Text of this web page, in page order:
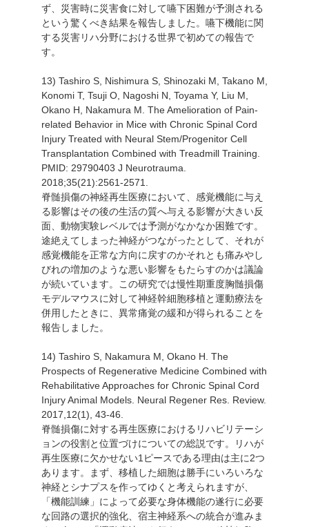
ず、災害時に災害食に対して嚥下困難が予測される
という驚くべき結果を報告しました。嚥下機能に関
する災害リハ分野における世界で初めての報告で
す。
13) Tashiro S, Nishimura S, Shinozaki M, Takano M,
Konomi T, Tsuji O, Nagoshi N, Toyama Y, Liu M,
Okano H, Nakamura M. The Amelioration of Pain-
related Behavior in Mice with Chronic Spinal Cord
Injury Treated with Neural Stem/Progenitor Cell
Transplantation Combined with Treadmill Training.
PMID: 29790403 J Neurotrauma.
2018;35(21):2561-2571.
脊髄損傷の神経再生医療において、感覚機能に与え
る影響はその後の生活の質へ与える影響が大きい反
面、動物実験レベルでは予測がなかなか困難です。
途絶えてしまった神経がつながったとして、それが
感覚機能を正常な方向に戻すのかそれとも痛みやし
びれの増加のような悪い影響をもたらすのかは議論
が続いています。この研究では慢性期重度胸髄損傷
モデルマウスに対して神経幹細胞移植と運動療法を
併用したときに、異常痛覚の緩和が得られることを
報告しました。
14) Tashiro S, Nakamura M, Okano H. The
Prospects of Regenerative Medicine Combined with
Rehabilitative Approaches for Chronic Spinal Cord
Injury Animal Models. Neural Regener Res. Review.
2017,12(1), 43-46.
脊髄損傷に対する再生医療におけるリハビリテーシ
ョンの役割と位置づけについての総説です。リハが
再生医療に欠かせない1ピースである理由は主に2つ
あります。まず、移植した細胞は勝手にいろいろな
神経とシナプスを作ってゆくと考えられますが、
「機能訓練」によって必要な身体機能の遂行に必要
な回路の選択的強化、宿主神経系への統合が進みま